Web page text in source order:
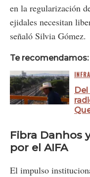
en la regularización
ejidales necesitan
señaló Silvia Gómez.
Te recomendamos:
Fibra Danhos
por el AIFA
El impulso